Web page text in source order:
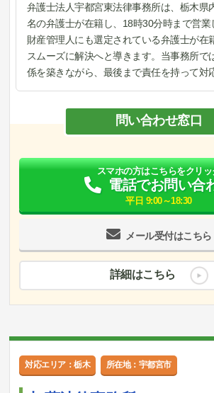
弁護士法人宇都宮東法律事務所は、栃木県
名の弁護士が在籍し、18時30分時まで営
財産管理人にも選定されている弁護士が在
スムーズに解決へと導きます。当事務所で
係を築きながら、最後まで責任を持って対
問い合わせ窓口
メール受付はこちら
スマホの方はこちらをクリッ
電話でお問い合
平日 9:00～18:30
詳細はこちら
対応エリア：栃木 所在地：宇都宮市